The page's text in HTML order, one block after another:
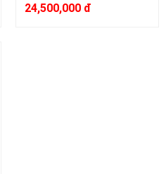
24,500,000 đ